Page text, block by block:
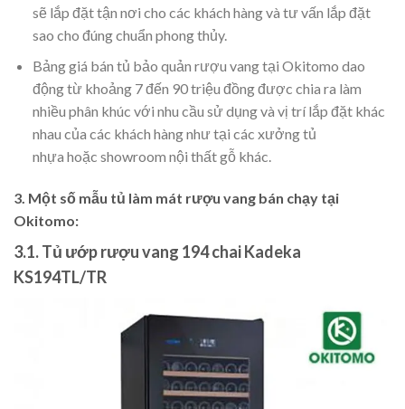
sẽ lắp đặt tận nơi cho các khách hàng và tư vấn lắp đặt
sao cho đúng chuẩn phong thủy.
Bảng giá bán tủ bảo quản rượu vang tại Okitomo dao
động từ khoảng 7 đến 90 triệu đồng được chia ra làm
nhiều phân khúc với nhu cầu sử dụng và vị trí lắp đặt khác
nhau của các khách hàng như tại các xưởng tủ
nhựa hoặc showroom nội thất gỗ khác.
3. Một số mẫu tủ làm mát rượu vang bán chạy tại
Okitomo:
3.1. Tủ ướp rượu vang 194 chai Kadeka
KS194TL/TR